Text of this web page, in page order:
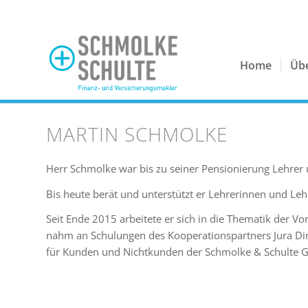
Home
MARTIN SCHMOLKE
Herr Schmolke war bis zu seiner Pensionierung
Bis heute berät und unterstützt er Lehrerinnen und
Seit Ende 2015 arbeitete er sich in die Thematik der
nahm an Schulungen des Kooperationspartners Jura
für Kunden und Nichtkunden der Schmolke & Schulte